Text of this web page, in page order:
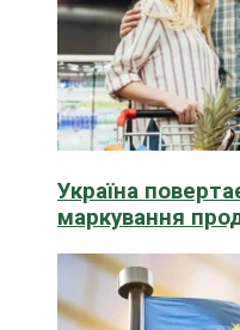
Україна
маркування